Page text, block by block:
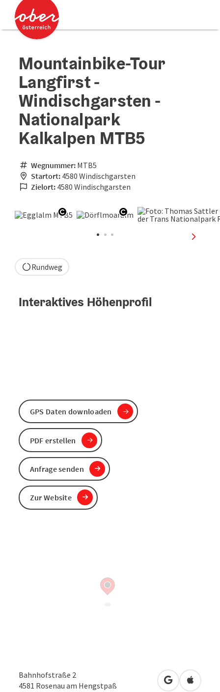
Zum Inhalt
Zum Seitenanfang
Mountainbike-Tour
Langfirst -
Windischgarsten -
Nationalpark
Kalkalpen MTB5
Wegnummer: MTB5
Startort: 4580 Windischgarsten
Zielort: 4580 Windischgarsten
Copyright öffnen
Rundweg
Bahnhofstraße 2
4581 Rosenau am Hengstpaß in Google
in
Interaktives Höhenprofil
GPS Daten downloaden
PDF erstellen
Anfrage senden
Zur Website